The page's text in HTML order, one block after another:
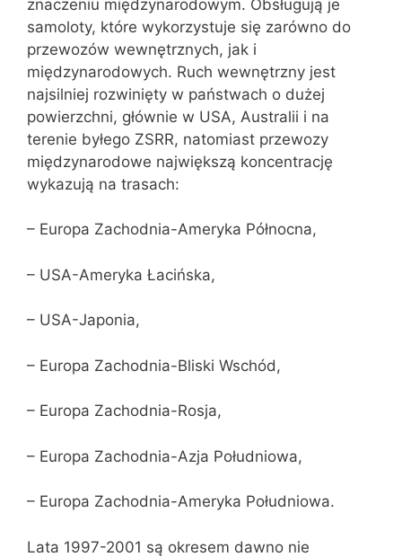
znaczeniu międzynarodowym. Obsługują je
samoloty, które wykorzystuje się zarówno do
przewozów wewnętrznych, jak i
międzynarodowych. Ruch wewnętrzny jest
najsilniej rozwinięty w państwach o dużej
powierzchni, głównie w USA, Australii i na
terenie byłego ZSRR, natomiast przewozy
międzynarodowe największą koncentrację
wykazują na trasach:
– Europa Zachodnia-Ameryka Północna,
– USA-Ameryka Łacińska,
– USA-Japonia,
– Europa Zachodnia-Bliski Wschód,
– Europa Zachodnia-Rosja,
– Europa Zachodnia-Azja Południowa,
– Europa Zachodnia-Ameryka Południowa.
Lata 1997-2001 są okresem dawno nie